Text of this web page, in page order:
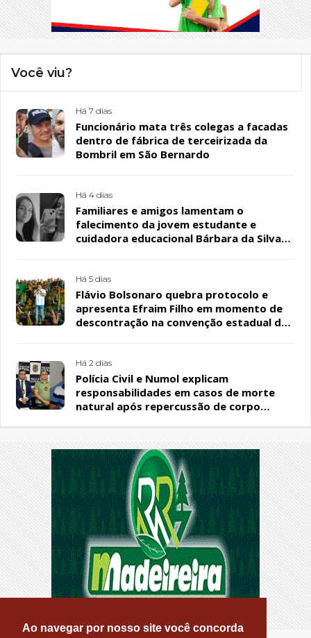
Ao navegar por nosso site você concorda
Você viu?
Há 7 dias
Funcionário mata três colegas a facadas
dentro de fábrica de terceirizada da
Bombril em São Bernardo
Há 4 dias
Familiares e amigos lamentam o
falecimento da jovem estudante e
cuidadora educacional Bárbara da Silva
Há 5 dias
Flávio Bolsonaro quebra protocolo e
apresenta Efraim Filho em momento de
descontração na convenção estadual do
Há 2 dias
Polícia Civil e Numol explicam
responsabilidades em casos de morte
natural após repercussão de corpo